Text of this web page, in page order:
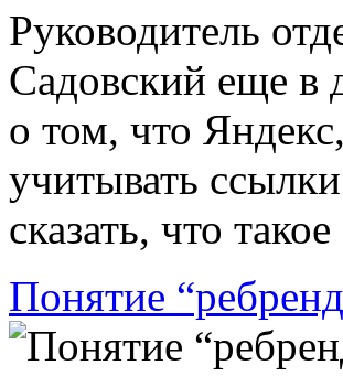
Руководитель
Садовский еще в
о том, что
учитывать
сказать, что
Понятие